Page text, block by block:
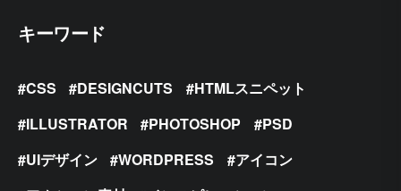
キーワード
CSS DESIGNCUTS
HTMLスニペット
ILLUSTRATOR
PHOTOSHOP
PSD
UIデザイン
WORDPRESS
アイコン